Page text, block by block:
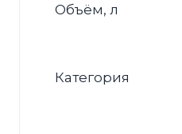
Объём, л
Категория